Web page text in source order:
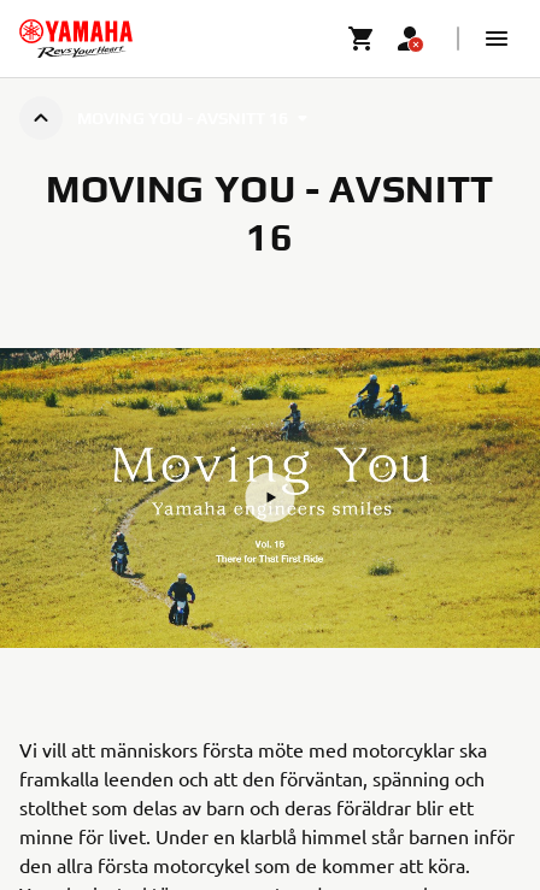
MOVING YOU - AVSNITT
16
Vi vill att människors första möte med motorcyklar ska
framkalla leenden och att den förväntan, spänning och
stolthet som delas av barn och deras föräldrar blir ett
minne för livet. Under en klarblå himmel står barnen inför
den allra första motorcykel som de kommer att köra.